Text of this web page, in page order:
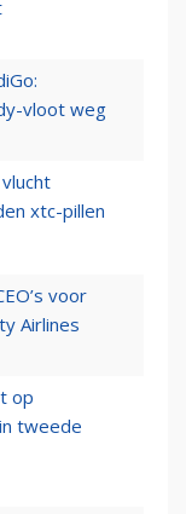
vloot weg
xtc-pillen
voor
Airlines
op
tweede